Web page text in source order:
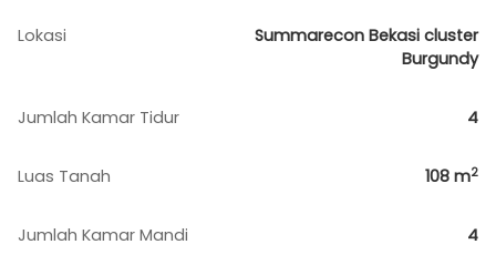
Lokasi
Summarecon Bekasi cluster
Burgundy
Jumlah Kamar Tidur 4
Luas Tanah 108 m2
Jumlah Kamar Mandi 4